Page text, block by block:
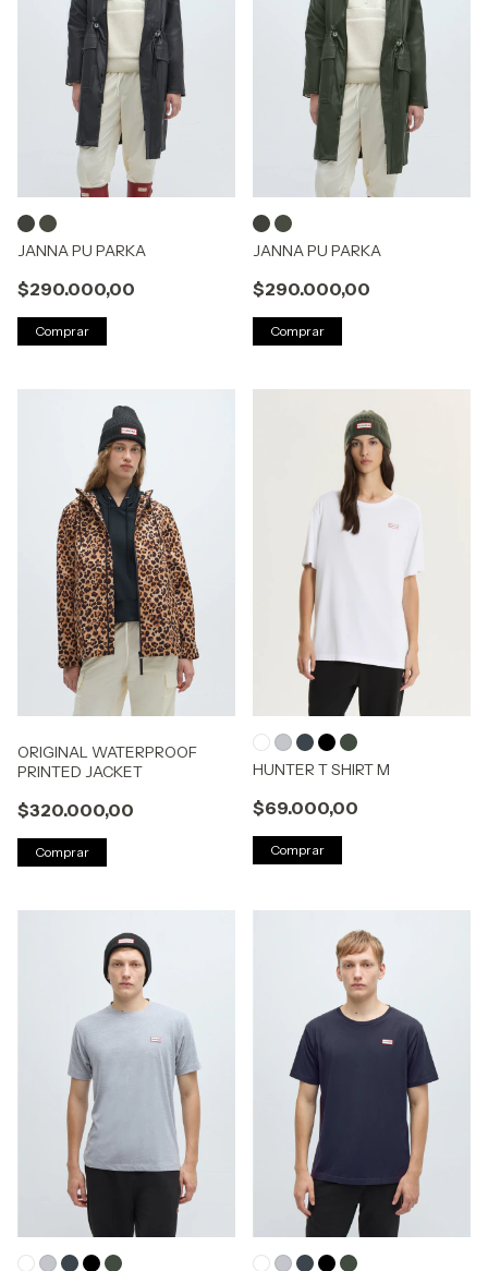
JANNA PU PARKA
$290.000,00
Comprar
JANNA PU PARKA
$290.000,00
Comprar
ORIGINAL WATERPROOF
PRINTED JACKET
$320.000,00
Comprar
HUNTER T SHIRT M
$69.000,00
Comprar